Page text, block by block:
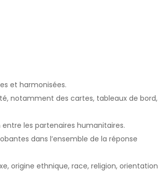
et harmonisées.
notamment des cartes, tableaux de bord,
les partenaires humanitaires.
dans l’ensemble de la réponse
origine ethnique, race, religion, orientation